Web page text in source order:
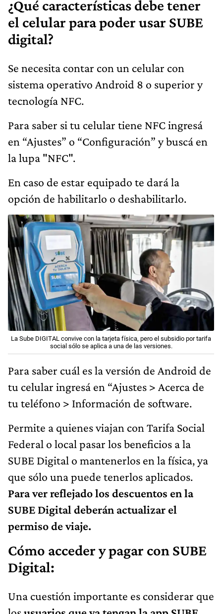
¿Qué características debe tener
el celular para poder usar SUBE
digital?
Se necesita contar con un celular con
sistema operativo Android 8 o superior y
tecnología NFC.
Para saber si tu celular tiene NFC ingresá
en “Ajustes” o “Configuración” y buscá en
la lupa "NFC".
En caso de estar equipado te dará la
opción de habilitarlo o deshabilitarlo.
La Sube DIGITAL convive con la tarjeta física, pero el subsidio por tarifa
social sólo se aplica a una de las versiones.
Para saber cuál es la versión de Android de
tu celular ingresá en “Ajustes > Acerca de
tu teléfono > Información de software.
Permite a quienes viajan con Tarifa Social
Federal o local pasar los beneficios a la
SUBE Digital o mantenerlos en la física, ya
que sólo una puede tenerlos aplicados.
Para ver reflejado los descuentos en la
SUBE Digital deberán actualizar el
permiso de viaje.
Cómo acceder y pagar con SUBE
Digital:
Una cuestión importante es considerar que